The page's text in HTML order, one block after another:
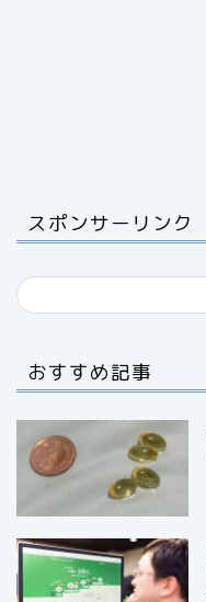
スポンサーリンク
おすすめ記事